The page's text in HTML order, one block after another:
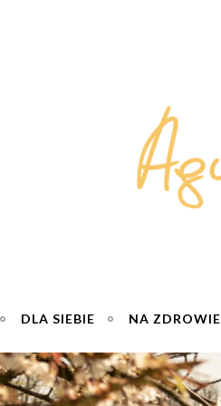
DLA SIEBIE NA ZDROWIE